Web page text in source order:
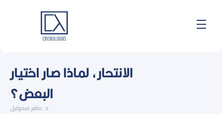
الانتحار، لماذا صار اختيار
البعض؟
د. ماهر صموئيل